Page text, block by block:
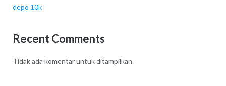
depo 10k
Recent Comments
Tidak ada komentar untuk ditampilkan.